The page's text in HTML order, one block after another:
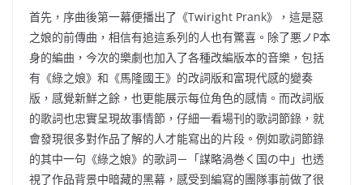
首先，序曲後第一幕便播出了《Twiright Prank》，這是惡
之娘的前傳曲，相信有追這系列的人也有驚喜。除了悪ノP本
身的編曲，今次的樂劇也加入了各種改編版本的音樂，包括
有《綠之娘》和《馬隆國王》的改詞版和富現代感的變奏
版，感覺新鮮之餘，也更能展示每位角色的感情。而改詞版
的歌詞也忠實呈現故事情節，仔細一看場刊的歌詞節錄，就
會發現很多對作品了解的人才能寫出的片段。例如歌詞節錄
的其中一句《綠之娘》的歌詞－「謀略渦巻く国の中」也透
視了作品背景中暗藏的黑幕，感受到編寫的團隊事前做了很